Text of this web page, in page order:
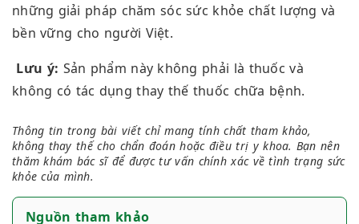
những giải pháp chăm sóc sức khỏe chất lượng và
bền vững cho người Việt.
Lưu ý: Sản phẩm này không phải là thuốc và
không có tác dụng thay thế thuốc chữa bệnh.
Thông tin trong bài viết chỉ mang tính chất tham khảo,
không thay thế cho chẩn đoán hoặc điều trị y khoa. Bạn nên
thăm khám bác sĩ để được tư vấn chính xác về tình trạng sức
khỏe của mình.
Nguồn tham khảo